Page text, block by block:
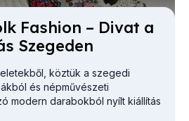
Fashi­on – Di­vat a
Sze­ge­den
köztük a szegedi
és népművészeti
modern darabokból nyílt kiállítás